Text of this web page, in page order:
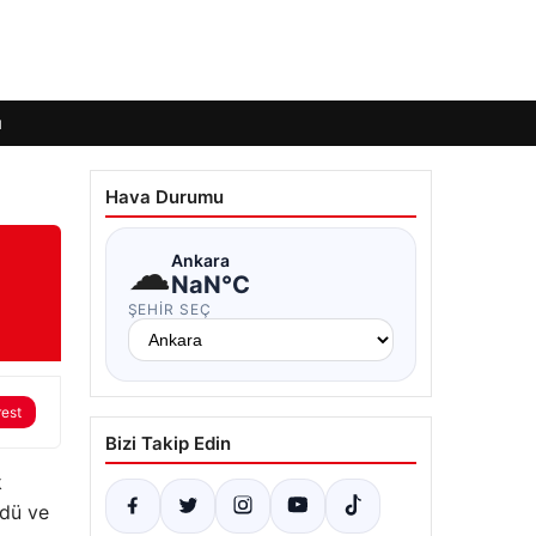
ve
Hava Durumu
☁Ankara
NaN°C
ŞEHIR SEÇ
Bizi Takip Edin